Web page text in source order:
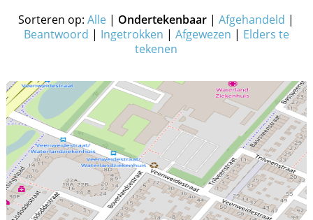
Sorteren op:Alle | Ondertekenbaar |Afgehandeld |
Beantwoord | Ingetrokken | Afgewezen | Elders te
tekenen